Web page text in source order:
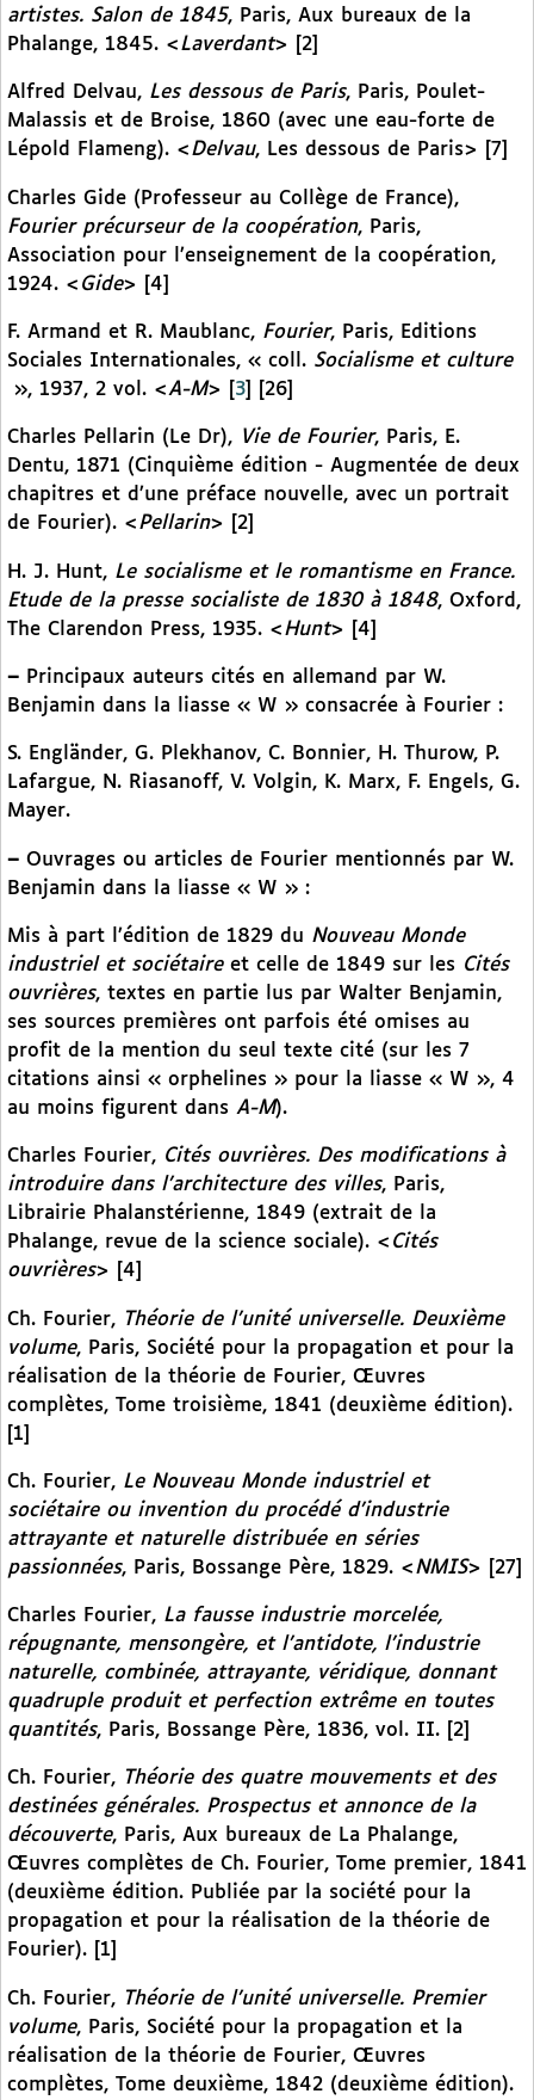
artistes. Salon de 1845, Paris, Aux bureaux de la
Phalange, 1845. <Laverdant> [2]
Alfred Delvau, Les dessous de Paris, Paris, Poulet-
Malassis et de Broise, 1860 (avec une eau-forte de
Lépold Flameng). <Delvau, Les dessous de Paris> [7]
Charles Gide (Professeur au Collège de France),
Fourier précurseur de la coopération, Paris,
Association pour l’enseignement de la coopération,
1924. < Gide> [4]
F. Armand et R. Maublanc, Fourier, Paris, Editions
Sociales Internationales, « coll. Socialisme et culture
», 1937, 2 vol. <A-M> 3 [26]
Charles Pellarin (Le Dr), Vie de Fourier, Paris, E.
Dentu, 1871 (Cinquième édition - Augmentée de deux
chapitres et d’une préface nouvelle, avec un portrait
de Fourier). <Pellarin> [2]
H. J. Hunt, Le socialisme et le romantisme en France.
Etude de la presse socialiste de 1830 à 1848, Oxford,
The Clarendon Press, 1935. <Hunt> [4]
– Principaux auteurs cités en allemand par W.
Benjamin dans la liasse « W » consacrée à Fourier :
S. Engländer, G. Plekhanov, C. Bonnier, H. Thurow, P.
Lafargue, N. Riasanoff, V. Volgin, K. Marx, F. Engels, G.
Mayer.
– Ouvrages ou articles de Fourier mentionnés par W.
Benjamin dans la liasse « W » :
Mis à part l’édition de 1829 du Nouveau Monde
industriel et sociétaireet celle de 1849 sur les Cités
ouvrières, textes en partie lus par Walter Benjamin,
ses sources premières ont parfois été omises au
profit de la mention du seul texte cité (sur les 7
citations ainsi « orphelines » pour la liasse « W », 4
au moins figurent dans A-M).
Charles Fourier, Cités ouvrières. Des modifications à
introduire dans l’architecture des villes, Paris,
Librairie Phalanstérienne, 1849 (extrait de la
Phalange, revue de la science sociale). < Cités
ouvrières> [4]
Ch. Fourier, Théorie de l’unité universelle. Deuxième
volume, Paris, Société pour la propagation et pour la
réalisation de la théorie de Fourier, Œuvres
complètes, Tome troisième, 1841 (deuxième édition).
[1]
Ch. Fourier, Le Nouveau Monde industriel et
sociétaire ou invention du procédé d’industrie
attrayante et naturelle distribuée en séries
passionnées, Paris, Bossange Père, 1829. <NMIS> [27]
Charles Fourier, La fausse industrie morcelée,
répugnante, mensongère, et l’antidote, l’industrie
naturelle, combinée, attrayante, véridique, donnant
quadruple produit et perfection extrême en toutes
quantités, Paris, Bossange Père, 1836, vol. II. [2]
Ch. Fourier, Théorie des quatre mouvements et des
destinées générales. Prospectus et annonce de la
découverte, Paris, Aux bureaux de La Phalange,
Œuvres complètes de Ch. Fourier, Tome premier, 1841
(deuxième édition. Publiée par la société pour la
propagation et pour la réalisation de la théorie de
Fourier). [1]
Ch. Fourier, Théorie de l’unité universelle. Premier
volume, Paris, Société pour la propagation et la
réalisation de la théorie de Fourier, Œuvres
complètes, Tome deuxième, 1842 (deuxième édition).